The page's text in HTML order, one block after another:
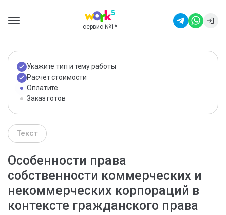
сервис №1 *
Укажите тип и тему работы
Расчет стоимости
Оплатите
Заказ готов
Текст
Особенности права
собственности коммерческих и
некоммерческих корпораций в
контексте гражданского права